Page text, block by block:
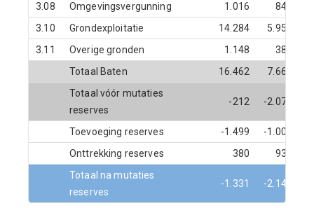
3.08
Omgevingsvergunning 1.016
845
3.10
Grondexploitatie 14.284 5.957
3.11
Overige gronden 1.148
384
Totaal Baten
16.462 7.662
Totaal vóór mutaties
reserves
-212 -2.074
Toevoeging reserves -1.499
-1.007
Onttrekking reserves
380
936
Totaal na mutaties
reserves
-1.331 -2.145